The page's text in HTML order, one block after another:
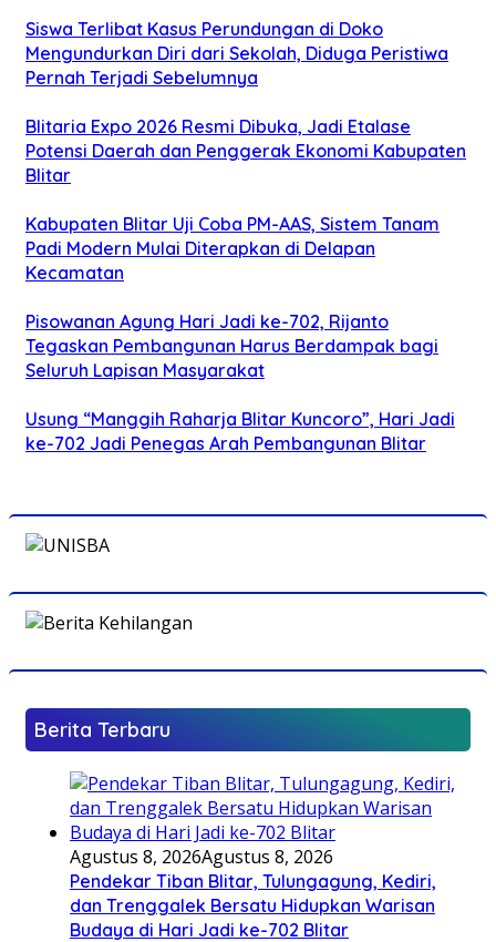
Siswa Terlibat Kasus Perundungan di Doko
Mengundurkan Diri dari Sekolah, Diduga Peristiwa
Pernah Terjadi Sebelumnya
Blitaria Expo 2026 Resmi Dibuka, Jadi Etalase
Potensi Daerah dan Penggerak Ekonomi Kabupaten
Blitar
Kabupaten Blitar Uji Coba PM-AAS, Sistem Tanam
Padi Modern Mulai Diterapkan di Delapan
Kecamatan
Pisowanan Agung Hari Jadi ke-702, Rijanto
Tegaskan Pembangunan Harus Berdampak bagi
Seluruh Lapisan Masyarakat
Usung “Manggih Raharja Blitar Kuncoro”, Hari Jadi
ke-702 Jadi Penegas Arah Pembangunan Blitar
Berita Terbaru
Agustus 8, 2026Agustus 8, 2026
Pendekar Tiban Blitar, Tulungagung, Kediri,
dan Trenggalek Bersatu Hidupkan Warisan
Budaya di Hari Jadi ke-702 Blitar